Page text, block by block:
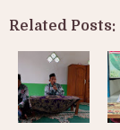
Related Posts: